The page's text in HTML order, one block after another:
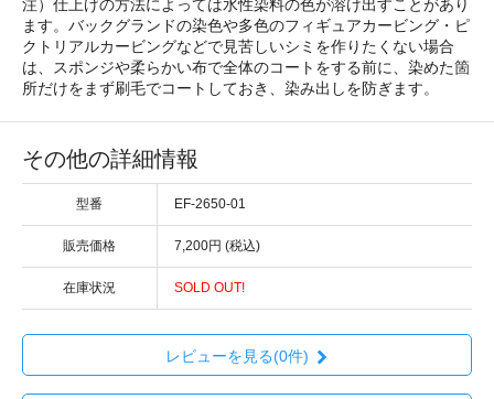
注）仕上げの方法によっては水性染料の色が溶け出すことがあり
ます。バックグランドの染色や多色のフィギュアカービング・ピ
クトリアルカービングなどで見苦しいシミを作りたくない場合
は、スポンジや柔らかい布で全体のコートをする前に、染めた箇
所だけをまず刷毛でコートしておき、染み出しを防ぎます。
その他の詳細情報
型番 EF-2650-01
販売価格 7,200円 (税込)
在庫状況 SOLD OUT!
レビューを見る(0件)